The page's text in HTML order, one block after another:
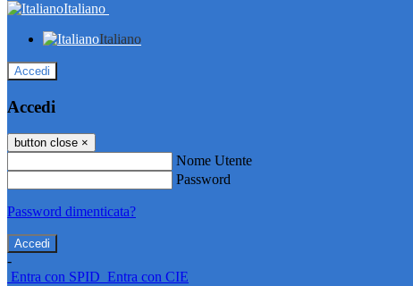
Italiano
Italiano
Accedi
Accedi
button close ×
Nome Utente
Password
Password dimenticata?
-
Entra con SPID Entra con CIE